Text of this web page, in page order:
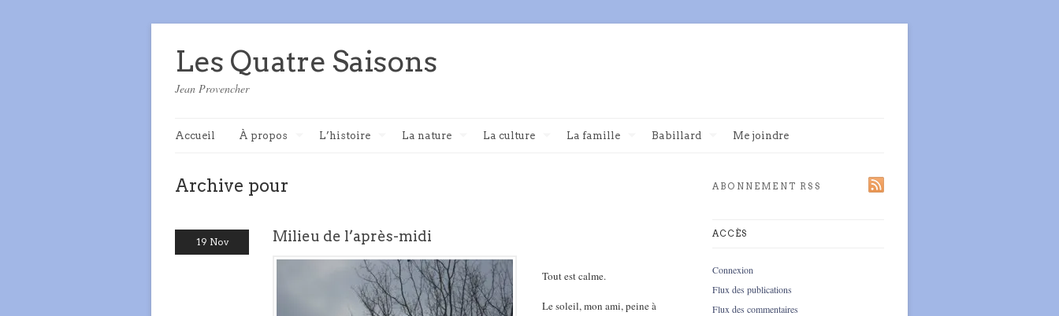
Les Quatre Saisons
Jean Provencher
Accueil À propos L’histoire La nature La culture La famille Babillard Me joindre
Archive pour
19 Nov Milieu de l’après-midi
Tout est calme.
Le soleil, mon ami, peine à
ABONNEMENT RSS
ACCÈS
Connexion
Flux des publications
Flux des commentaires